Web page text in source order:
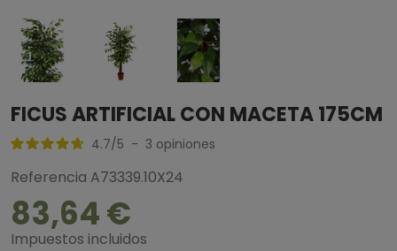
FICUS ARTIFICIAL CON MACETA 175CM
4.7/5 - 3 opiniones
Referencia A73339.10X24
83,64 €
Impuestos incluidos